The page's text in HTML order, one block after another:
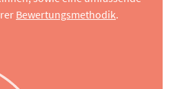
Bewertungsmethodik.